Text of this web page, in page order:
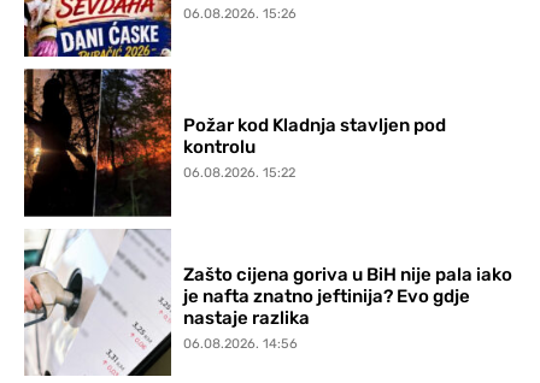
06.08.2026. 15:26
Požar kod Kladnja stavljen pod
kontrolu
06.08.2026. 15:22
Zašto cijena goriva u BiH nije pala iako
je nafta znatno jeftinija? Evo gdje
nastaje razlika
06.08.2026. 14:56